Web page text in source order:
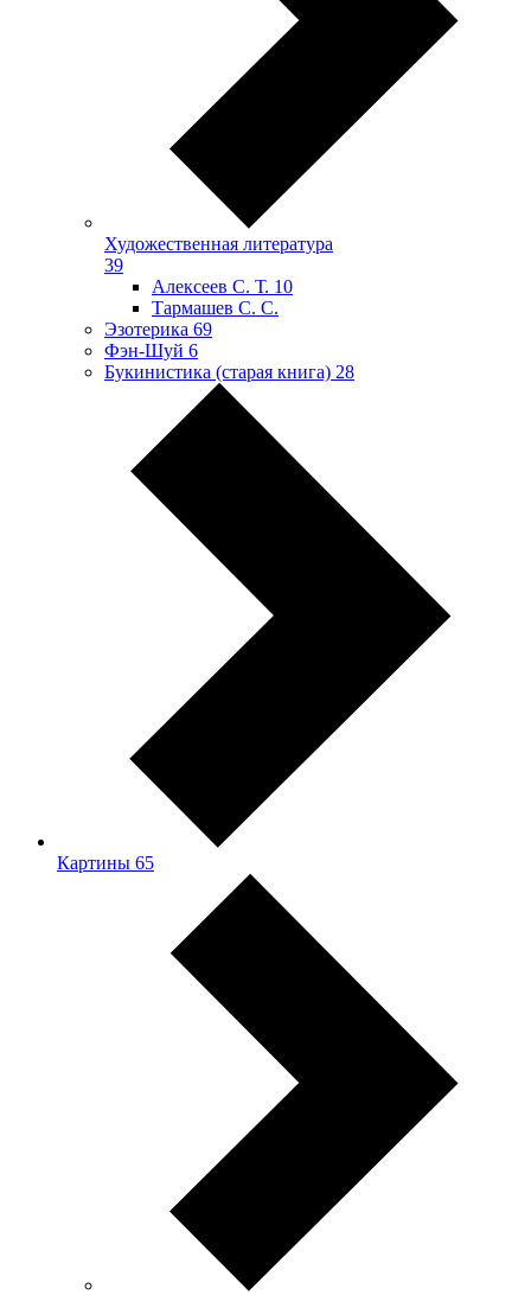
Художественная литература
39
Алексеев С. Т. 10
Тармашев С. С.
Эзотерика 69
Фэн-Шуй 6
Букинистика (старая книга) 28
Картины 65